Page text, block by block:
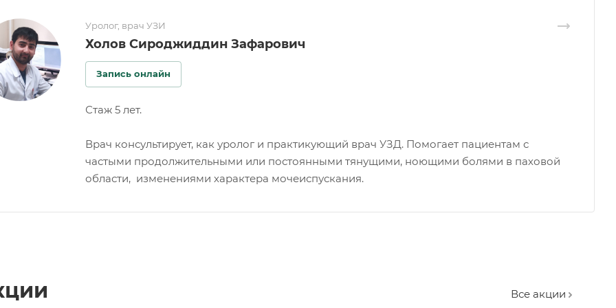
Уролог, врач УЗИ
Холов Сироджиддин Зафарович
Запись онлайн
Стаж 5 лет.
Врач консультирует, как уролог и практикующий врач УЗД. Помогает пациентам с
частыми продолжительными или постоянными тянущими, ноющими болями в паховой
области, изменениями характера мочеиспускания.
Все акции